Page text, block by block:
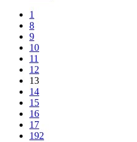
1
8
9
10
11
12
13
14
15
16
17
192